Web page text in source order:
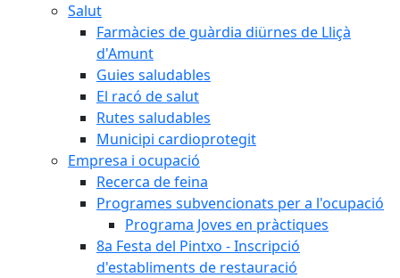
Salut
Farmàcies de guàrdia diürnes de Lliçà
d'Amunt
Guies saludables
El racó de salut
Rutes saludables
Municipi cardioprotegit
Empresa i ocupació
Recerca de feina
Programes subvencionats per a l'ocupació
Programa Joves en pràctiques
8a Festa del Pintxo - Inscripció
d'establiments de restauració